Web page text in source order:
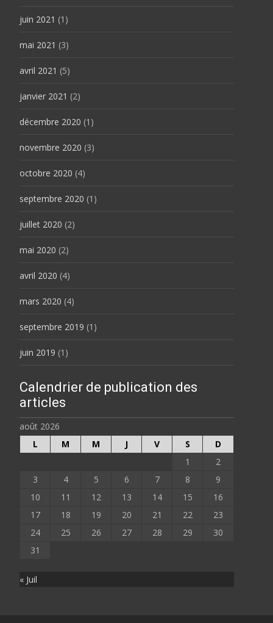
juin 2021 (1)
mai 2021 (3)
avril 2021 (5)
janvier 2021 (2)
décembre 2020 (1)
novembre 2020 (3)
octobre 2020 (4)
septembre 2020 (1)
juillet 2020 (2)
mai 2020 (2)
avril 2020 (4)
mars 2020 (4)
septembre 2019 (1)
juin 2019 (1)
Calendrier de publication des
articles
août 2026
L
M M J V S
D
1
2
3
4 5 6 7 8
9
10
11 12 13 14 15
16
17
18 19 20 21 22
23
24
25 26 27 28 29
30
31
« Juil